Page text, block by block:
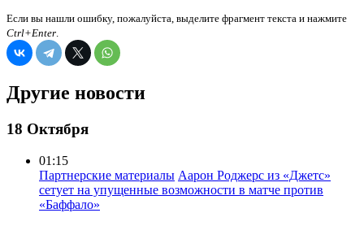
Если вы нашли ошибку, пожалуйста, выделите фрагмент текста и нажмите
Ctrl+Enter.
Другие новости
18 Октября
01:15
Партнерские материалы Аарон Роджерс из «Джетс»
сетует на упущенные возможности в матче против
«Баффало»